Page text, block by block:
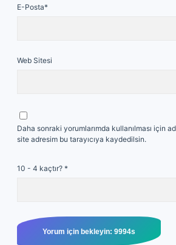
E-Posta*
Web Sitesi
Daha sonraki yorumlarımda kullanılması için
site adresim bu tarayıcıya kaydedilsin.
10 - 4 kaçtır? *